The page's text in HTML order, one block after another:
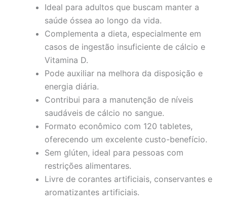
Ideal para adultos que buscam manter a
saúde óssea ao longo da vida.
Complementa a dieta, especialmente em
casos de ingestão insuficiente de cálcio e
Vitamina D.
Pode auxiliar na melhora da disposição e
energia diária.
Contribui para a manutenção de níveis
saudáveis de cálcio no sangue.
Formato econômico com 120 tabletes,
oferecendo um excelente custo-benefício.
Sem glúten, ideal para pessoas com
restrições alimentares.
Livre de corantes artificiais, conservantes e
aromatizantes artificiais.